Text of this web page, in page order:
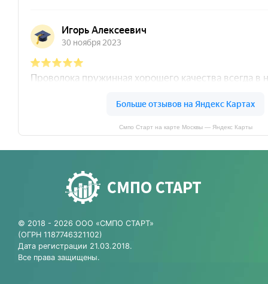
Смпо Старт на карте Москвы — Яндекс Карты
© 2018 - 2026 ООО «СМПО СТАРТ»
(ОГРН 1187746321102)
Дата регистрации 21.03.2018.
Все права защищены.